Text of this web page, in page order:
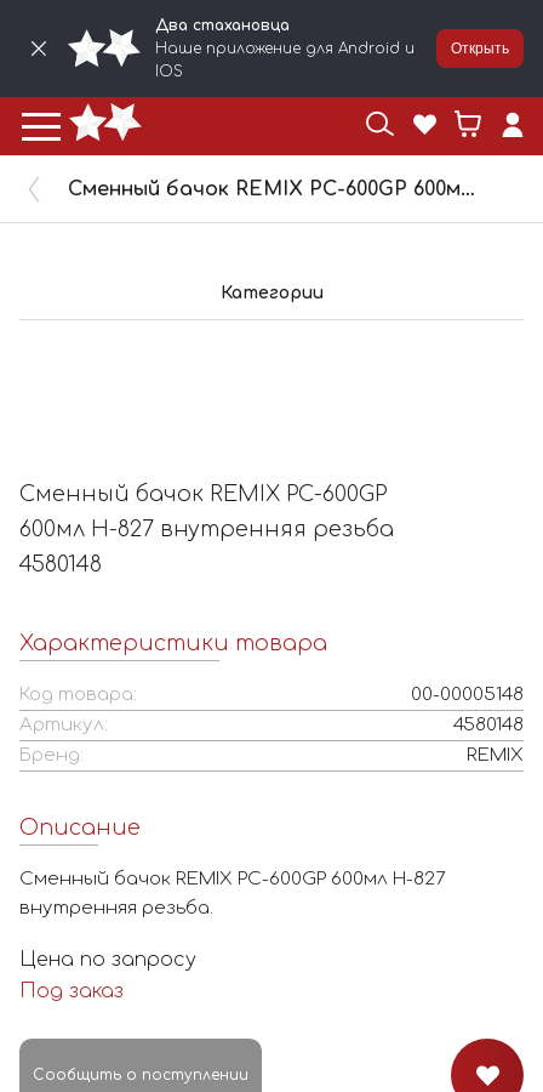
Два стахановца
Наше приложение для Android и
IOS
Открыть
Сменный бачок REMIX PC-600GP 600мл H-827 внутренняя резьба 4580148
Категории
Сменный бачок REMIX PC-600GP
600мл H-827 внутренняя резьба
4580148
Характеристики товара
Код товара:
00-00005148
Артикул:
4580148
Бренд:
REMIX
Описание
Сменный бачок REMIX PC-600GP 600мл H-827
внутренняя резьба.
Цена по запросу
Под заказ
Сообщить о поступлении